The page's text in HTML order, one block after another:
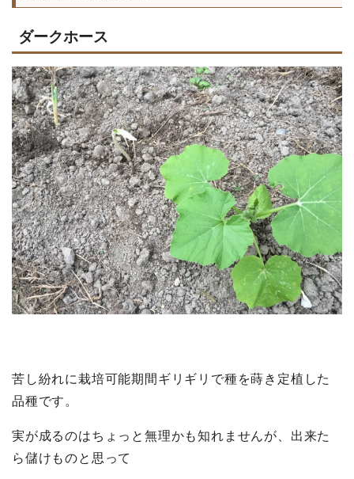
ダークホース
苦し紛れに栽培可能期間ギリギリで種を蒔き定植した
品種です。
実が成るのはちょっと無理かも知れませんが、出来た
ら儲けものと思って